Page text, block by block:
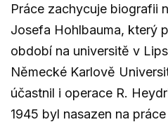
Práce zachycuje biografii
Josefa Hohlbauma, který
období na universitě v
Německé Karlově
účastnil i operace R.
1945 byl nasazen na